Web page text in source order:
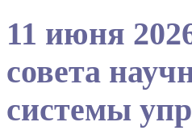
11 июня
совета
системы